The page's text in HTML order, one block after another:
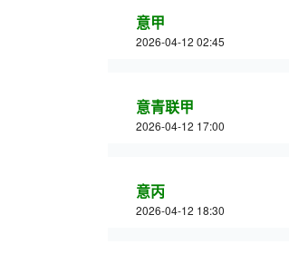
意甲
2026-04-12 02:45
意青联甲
2026-04-12 17:00
意丙
2026-04-12 18:30